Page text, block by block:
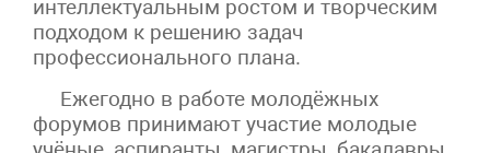
интеллектуальным ростом и творческим
подходом к решению задач
профессионального плана.
Ежегодно в работе молодёжных
форумов принимают участие молодые